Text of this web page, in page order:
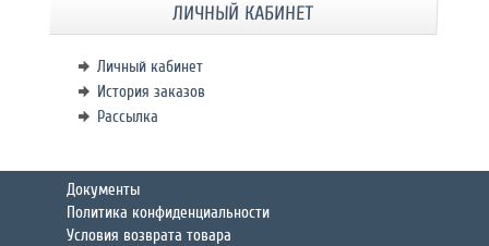
ЛИЧНЫЙ КАБИНЕТ
Личный кабинет
История заказов
Рассылка
Документы
Политика конфиденциальности
Условия возврата товара